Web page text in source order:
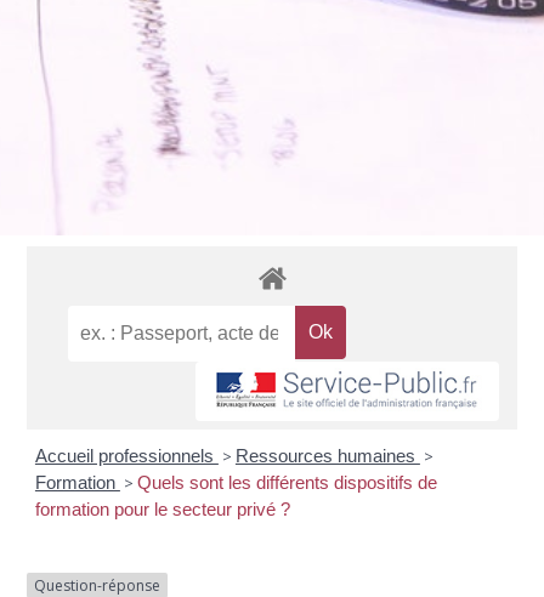
Accueil professionnels > Ressources humaines >
Formation > Quels sont les différents dispositifs de
formation pour le secteur privé ?
Question-réponse